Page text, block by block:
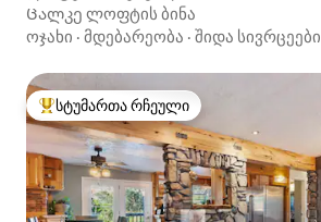
Ცალკე ლოფტის ბინა
ოჯახი · მდებარეობა · შიდა სივრცეები
სტუმართა რჩეული მოწინავე ვარიანტი
სტუმართა რჩეული